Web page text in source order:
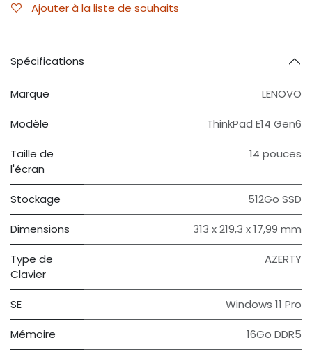
Ajouter à la liste de souhaits
Spécifications
Marque LENOVO
Modèle ThinkPad E14 Gen6
Taille de
l'écran
14 pouces
Stockage 512Go SSD
Dimensions 313 x 219,3 x 17,99 mm
Type de
Clavier
AZERTY
SE Windows 11 Pro
Mémoire 16Go DDR5